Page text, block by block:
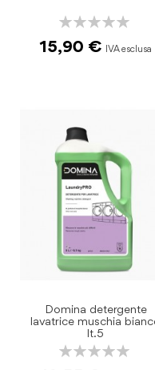
Rating:
15,90 €
Domina detergente
lavatrice muschia
lt.5
Rating: